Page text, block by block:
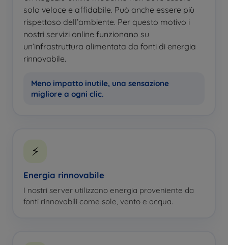
solo veloce e affidabile. Può anche essere più
rispettoso dell’ambiente. Per questo motivo i
nostri servizi online funzionano su
un’infrastruttura alimentata da fonti di energia
rinnovabile.
Meno impatto inutile, una sensazione
migliore a ogni clic.
⚡
Energia rinnovabile
I nostri server utilizzano energia proveniente da
fonti rinnovabili come sole, vento e acqua.